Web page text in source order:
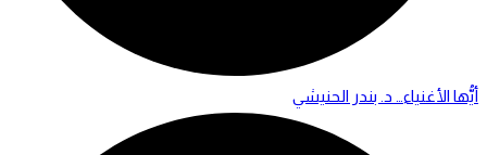
أيُّها الأغنياء… د. بندر الحنيشي